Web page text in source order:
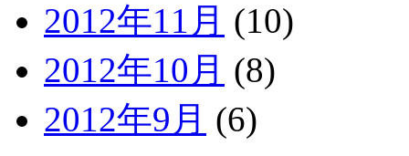
2012年11月 (10)
2012年10月 (8)
2012年9月 (6)